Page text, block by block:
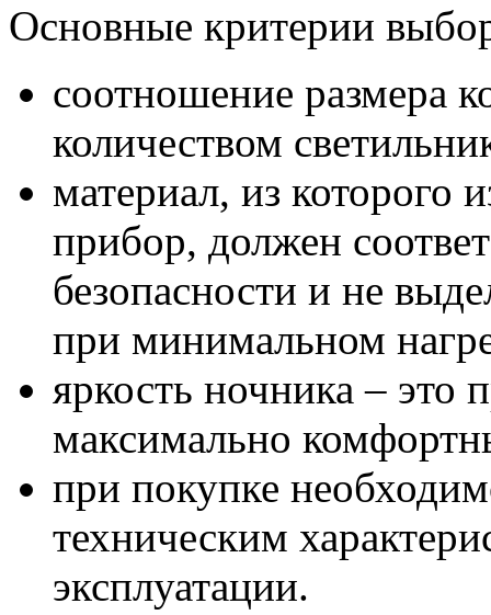
Основные критерии
соотношение размера
количеством
материал, из которого
прибор, должен
безопасности и не
при минимальном
яркость ночника – это
максимально
при покупке
техническим
эксплуатации.